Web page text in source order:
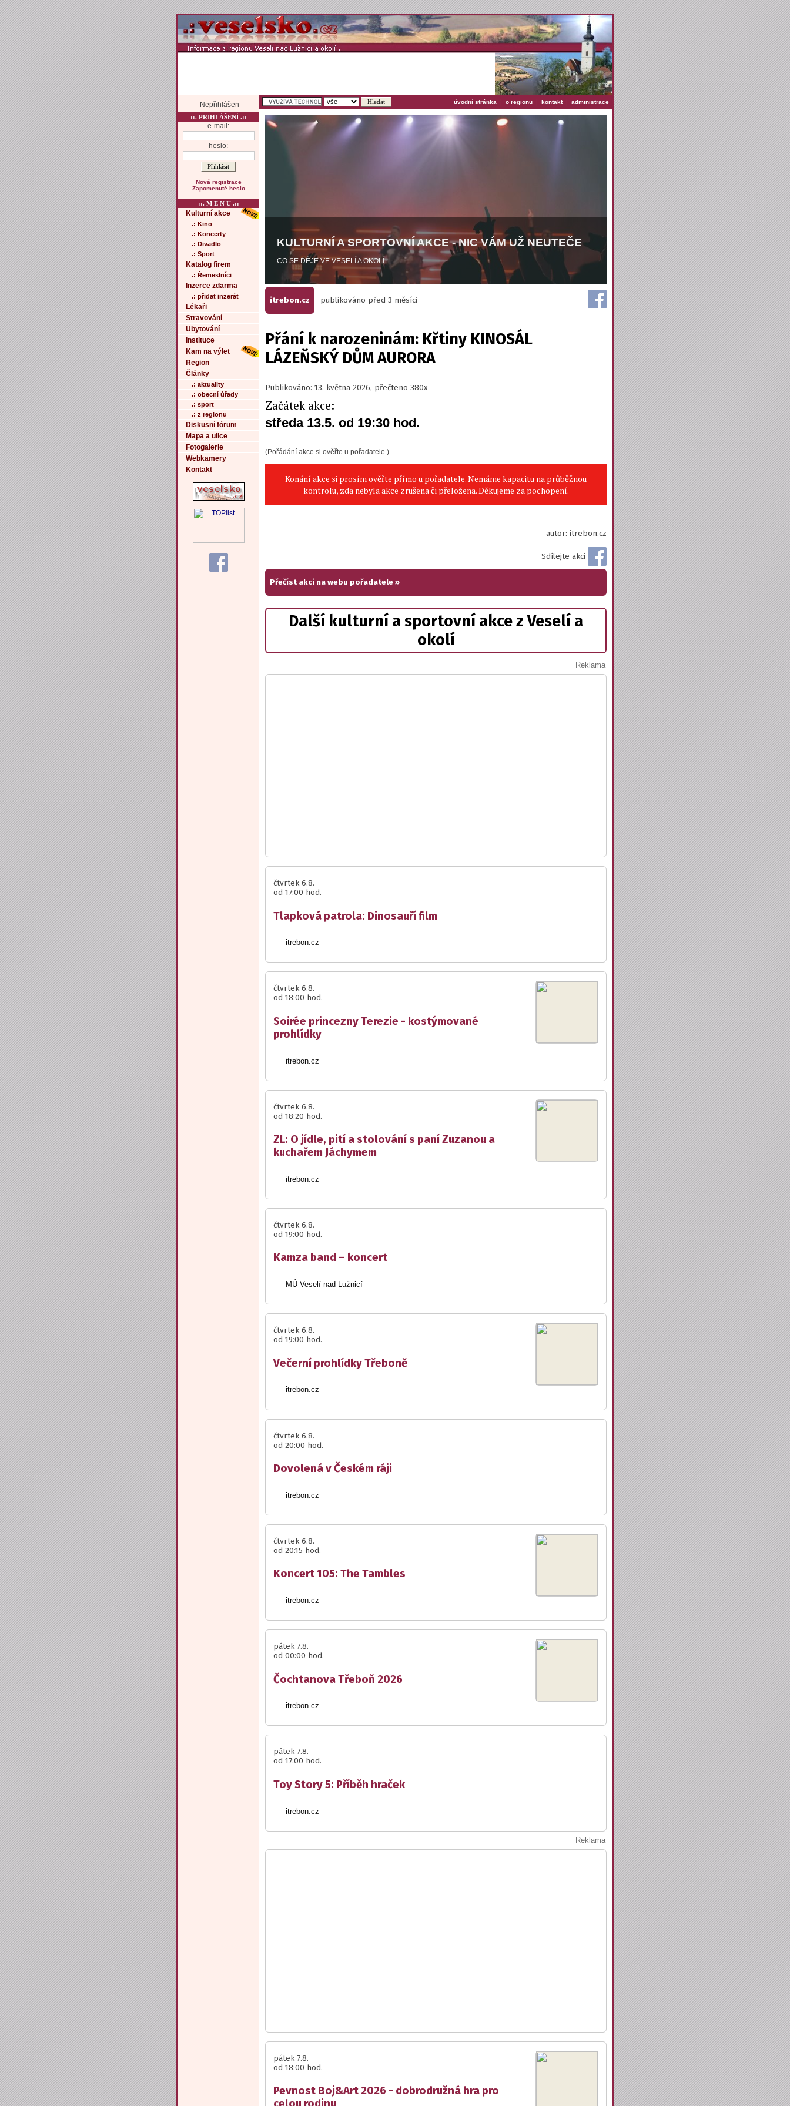
Nepřihlášen úvodní stránka | o regionu | kontakt| administrace
::. PRIHLÁŠENÍ .::
e-mail:
heslo:
Nová registrace
Zapomenuté heslo
::. M E N U .::
Kulturní akce
.: Kino
.: Koncerty
.: Divadlo
.: Sport
Katalog firem
.: Řemeslníci
Inzerce zdarma
.: přidat inzerát
Lékaři
Stravování
Ubytování
Instituce
Kam na výlet
Region
Články
.: aktuality
.: obecní úřady
.: sport
.: z regionu
Diskusní fórum
Mapa a ulice
Fotogalerie
Webkamery
Kontakt
KULTURNÍ A SPORTOVNÍ AKCE - NIC VÁM UŽ NEUTEČE
CO SE DĚJE VE VESELÍ A OKOLÍ
itrebon.cz publikováno před 3 měsíci
Přání k narozeninám: Křtiny KINOSÁL
LÁZEŇSKÝ DŮM AURORA
Publikováno: 13. května 2026, přečteno 380x
Začátek akce:
středa 13.5. od 19:30 hod.
(Pořádání akce si ověřte u pořadatele.)
Konání akce si prosím ověřte přímo u pořadatele. Nemáme kapacitu na průběžnou
kontrolu, zda nebyla akce zrušena či přeložena. Děkujeme za pochopení.
autor: itrebon.cz
Sdílejte akci
Přečíst akci na webu pořadatele »
Další kulturní a sportovní akce z Veselí a
okolí
Reklama
čtvrtek 6.8.
od 17:00 hod.
Tlapková patrola: Dinosauří film
itrebon.cz
čtvrtek 6.8.
od 18:00 hod.
Soirée princezny Terezie - kostýmované
prohlídky
itrebon.cz
čtvrtek 6.8.
od 18:20 hod.
ZL: O jídle, pití a stolování s paní Zuzanou a
kuchařem Jáchymem
itrebon.cz
čtvrtek 6.8.
od 19:00 hod.
Kamza band – koncert
MÚ Veselí nad Lužnicí
čtvrtek 6.8.
od 19:00 hod.
Večerní prohlídky Třeboně
itrebon.cz
čtvrtek 6.8.
od 20:00 hod.
Dovolená v Českém ráji
itrebon.cz
čtvrtek 6.8.
od 20:15 hod.
Koncert 105: The Tambles
itrebon.cz
pátek 7.8.
od 00:00 hod.
Čochtanova Třeboň 2026
itrebon.cz
pátek 7.8.
od 17:00 hod.
Toy Story 5: Příběh hraček
itrebon.cz
Reklama
pátek 7.8.
od 18:00 hod.
Pevnost Boj&Art 2026 - dobrodružná hra pro